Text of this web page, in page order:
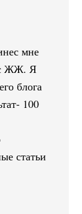
мне
ЖЖ. Я
блога
100
статьи